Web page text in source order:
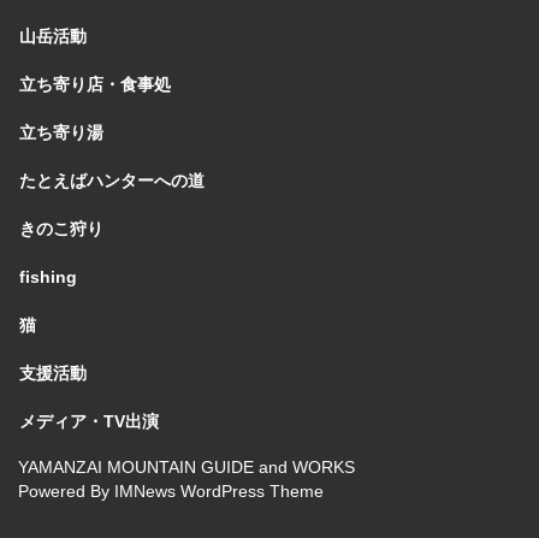
山岳活動
立ち寄り店・食事処
立ち寄り湯
たとえばハンターへの道
きのこ狩り
fishing
猫
支援活動
メディア・TV出演
YAMANZAI MOUNTAIN GUIDE and WORKS
Powered By IMNews WordPress Theme